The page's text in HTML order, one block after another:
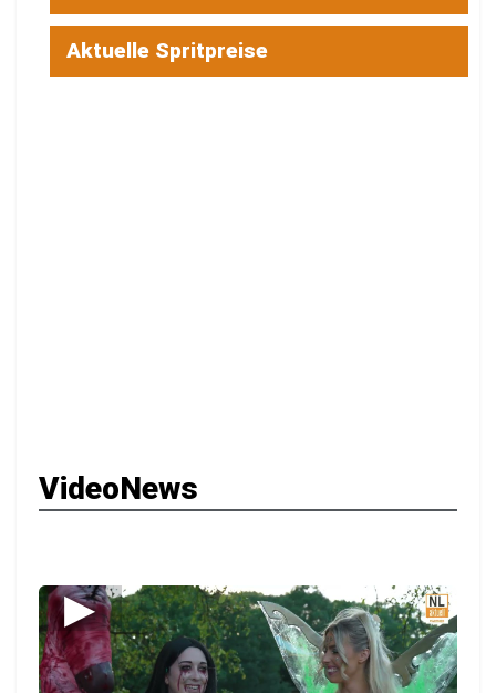
Aktuelle Spritpreise
VideoNews
▶